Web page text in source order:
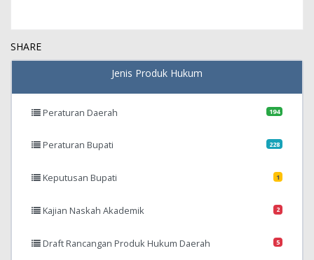
SHARE
Jenis Produk Hukum
Peraturan Daerah 194
Peraturan Bupati 228
Keputusan Bupati 1
Kajian Naskah Akademik 2
Draft Rancangan Produk Hukum Daerah 5